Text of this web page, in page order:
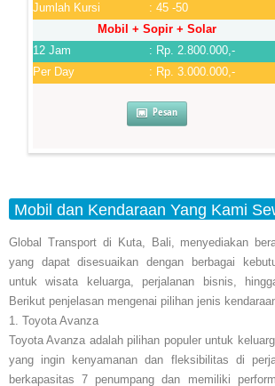
Jumlah Kursi
: 45 -50
Mobil + Sopir + Solar
12 Jam
: Rp. 2.800.000,-
Per Day
: Rp. 3.000.000,-
Pesan
Mobil dan Kendaraan Yang Kami
Global Transport di Kuta, Bali, menyediakan
yang dapat disesuaikan dengan berbagai
untuk wisata keluarga, perjalanan bisnis,
Berikut penjelasan mengenai pilihan jenis
1. Toyota Avanza
Toyota Avanza adalah pilihan populer untuk
yang ingin kenyamanan dan fleksibilitas di
berkapasitas 7 penumpang dan memiliki